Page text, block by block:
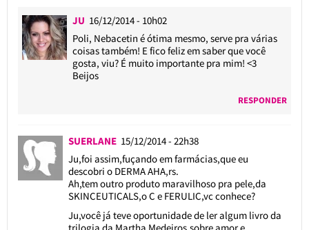
JU 16/12/2014 - 10h02
Poli, Nebacetin é ótima mesmo, serve pra várias
coisas também! E fico feliz em saber que você
gosta, viu? É muito importante pra mim! <3
Beijos
RESPONDER
SUERLANE 15/12/2014 - 22h38
Ju,foi assim,fuçando em farmácias,que eu
descobri o DERMA AHA,rs.
Ah,tem outro produto maravilhoso pra pele,da
SKINCEUTICALS,o C e FERULIC,vc conhece?
Ju,você já teve oportunidade de ler algum livro da